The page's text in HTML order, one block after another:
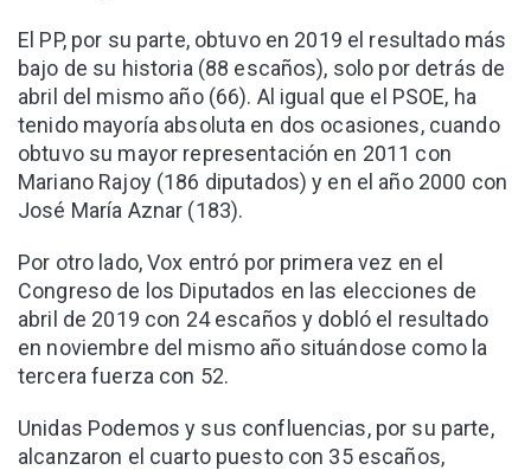
El PP, por su parte, obtuvo en 2019 el resultado más
bajo de su historia (88 escaños), solo por detrás de
abril del mismo año (66). Al igual que el PSOE, ha
tenido mayoría absoluta en dos ocasiones, cuando
obtuvo su mayor representación en 2011 con
Mariano Rajoy (186 diputados) y en el año 2000 con
José María Aznar (183).
Por otro lado, Vox entró por primera vez en el
Congreso de los Diputados en las elecciones de
abril de 2019 con 24 escaños y dobló el resultado
en noviembre del mismo año situándose como la
tercera fuerza con 52.
Unidas Podemos y sus confluencias, por su parte,
alcanzaron el cuarto puesto con 35 escaños,